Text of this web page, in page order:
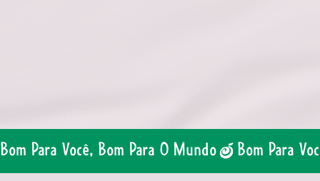
Bom Para Você, Bom Para O Mundo